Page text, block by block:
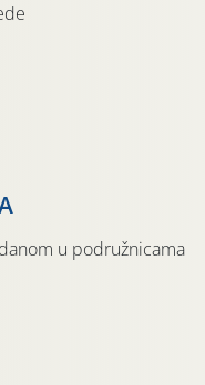
u podružnicama